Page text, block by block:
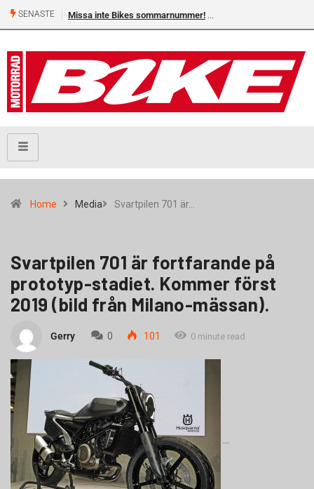
SENASTE Missa inte Bikes sommarnummer!
Home Media Svartpilen 701 är…
Svartpilen 701 är fortfarande på
prototyp-stadiet. Kommer först
2019 (bild från Milano-mässan).
Gerry 0 101 0 minute read